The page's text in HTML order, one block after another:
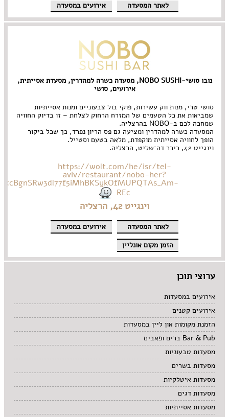
לאתר המסעדה אירועים במסעדה
נובו סושי-NOBO SUSHI, מסעדה כשרה למהדרין, מסעדת אסייתית,
אירועים, סושי
סושי טרי, מנות ווק עשירות, פוקי בול צבעוניים ומנות אסייתיות
שמביאות את כל הטעמים של המזרח הרחוק לצלחת – זו בדיוק החוויה
שמחכה לכם ב-NOBO בהרצליה.
המסעדה כשרה למהדרין ומציעה גם פס הריון נפרד, כך שכל ביקור
הופך לחוויה אסייתית מוקפדת, מלאה בטעם וסטייל.
וינגייט 42, כיכר דה־שליט, הרצליה.
https://wolt.com/he/isr/tel-
aviv/restaurant/nobo-her?
REc
וינגייט 42, הרצליה
לאתר המסעדה
אירועים במסעדה
הזמן מקום אונליין
ערוצי תוכן
אירועים במסעדות
אירועים קטנים
הזמנת מקומות און ליין במסעדות
Bar & Pub ברים ופאבים
מסעדות טבעוניות
מסעדות בשרים
מסעדות איטלקיות
מסעדות דגים
מסעדות אסייתיות